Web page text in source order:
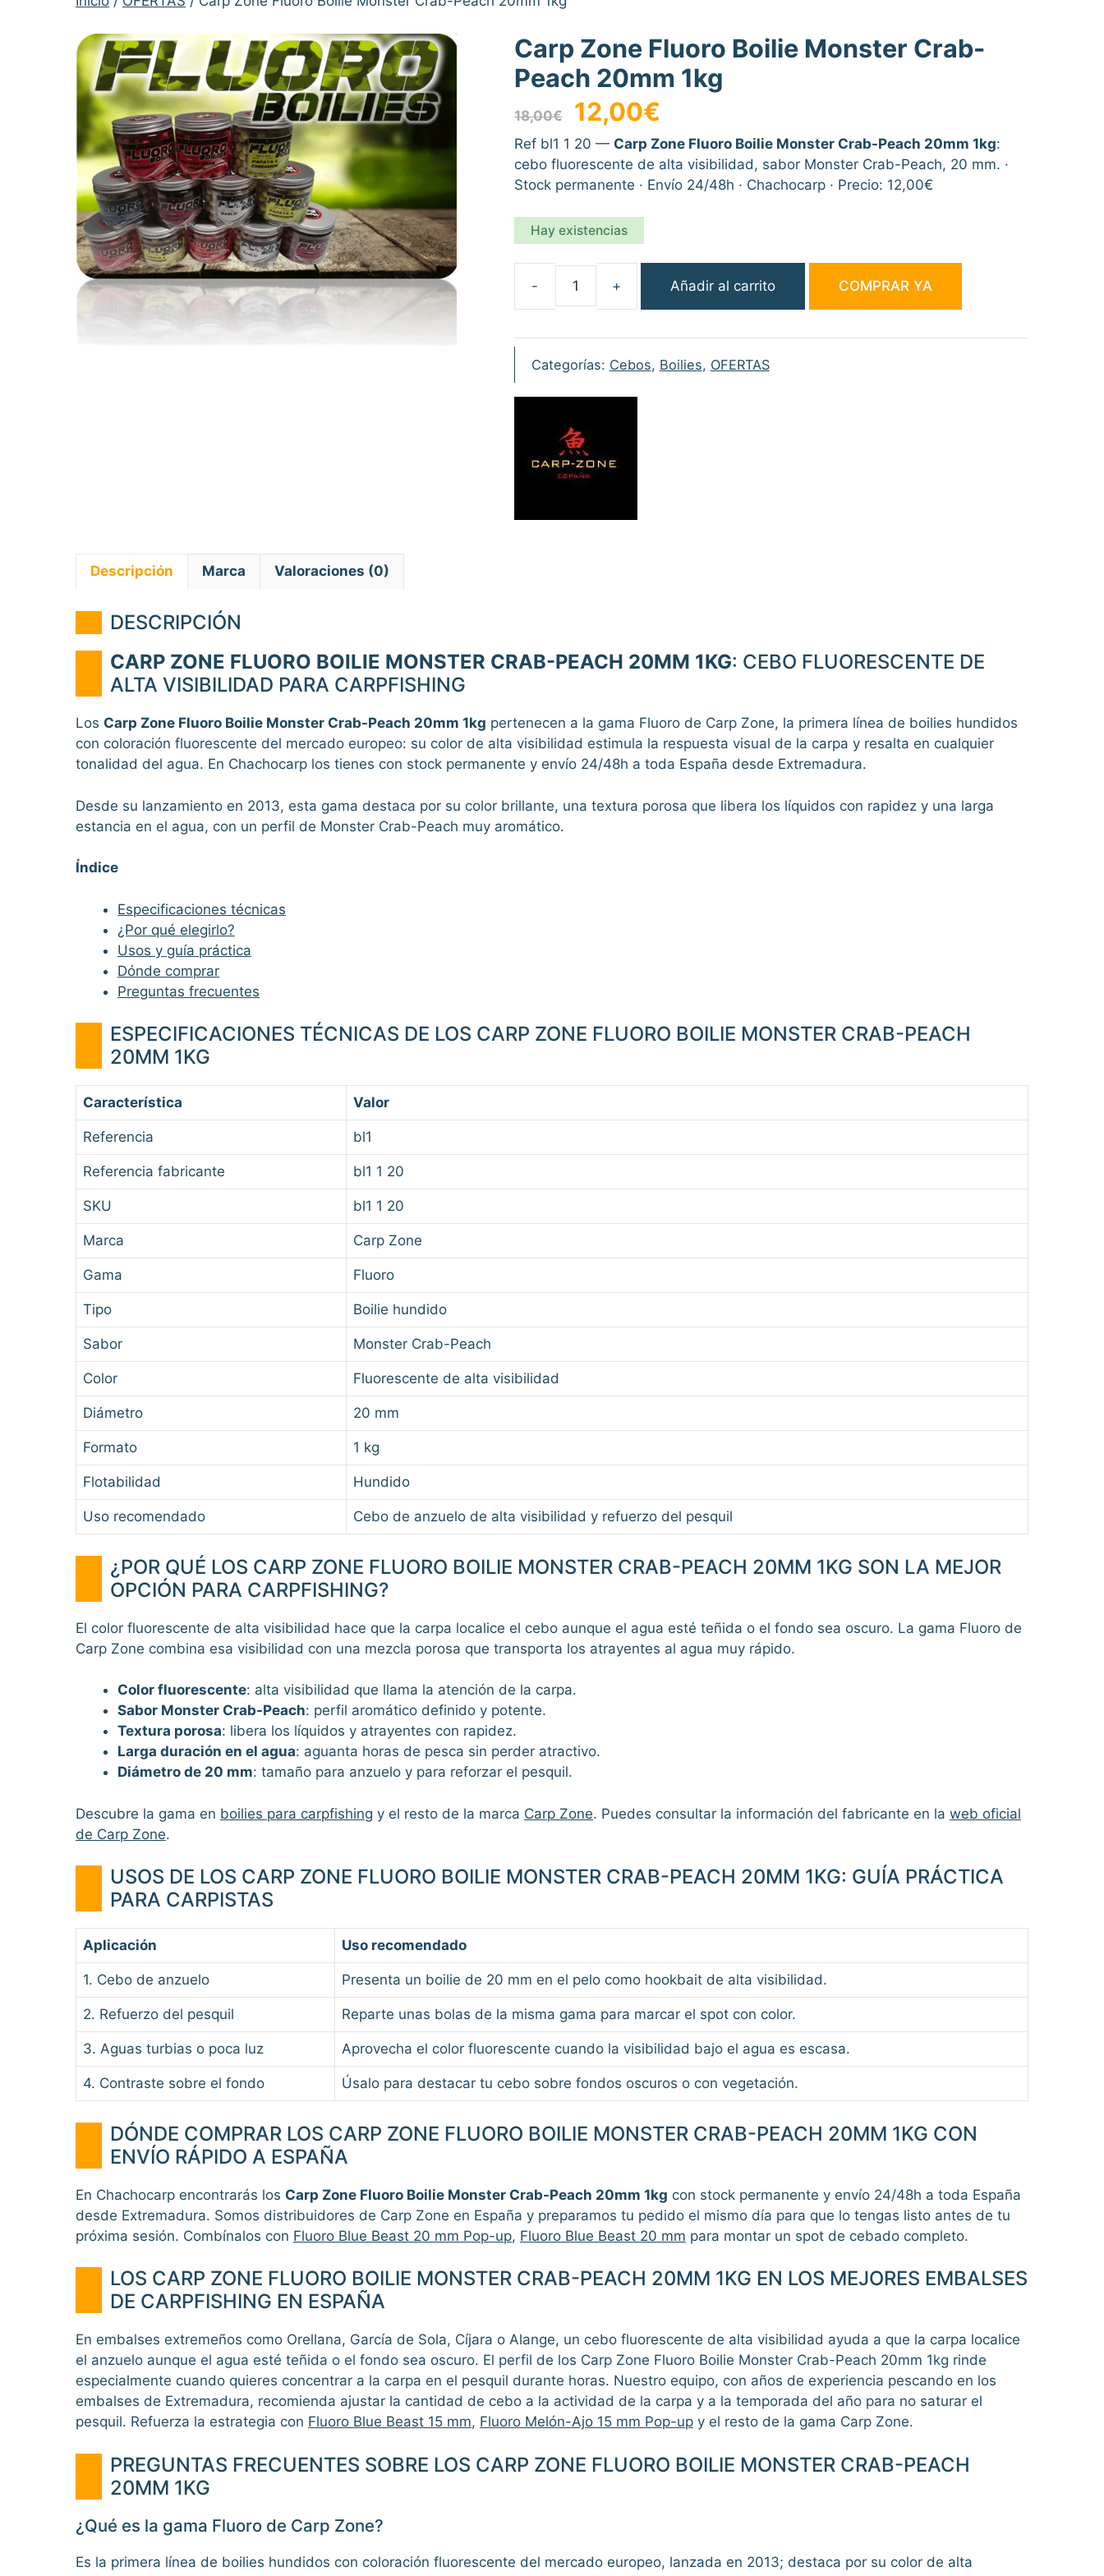
Carp Zone Fluoro Boilie Monster Crab-
Peach 20mm 1kg
18,00€
El
precio
original
era:
18,00€.
12,00€El
actual
es:
12,00€.
Ref bl1 1 20 — Carp Zone Fluoro Boilie Monster Crab-Peach 20mm 1kg:
cebo fluorescente de alta visibilidad, sabor Monster Crab-Peach, 20 mm. ·
Stock permanente · Envío 24/48h · Chachocarp · Precio: 12,00€
Hay existencias
Zone
Fluoro
Boilie
Monster
Crab-
1kg
cantidad
Añadir al carrito COMPRAR YA
Categorías: Cebos, Boilies, OFERTAS
Descripción Marca Valoraciones (0)
DESCRIPCIÓN
CARP ZONE FLUORO BOILIE MONSTER CRAB-PEACH 20MM 1KG: CEBO FLUORESCENTE DE
ALTA VISIBILIDAD PARA CARPFISHING
Los Carp Zone Fluoro Boilie Monster Crab-Peach 20mm 1kg pertenecen a la gama Fluoro de Carp Zone, la primera línea de boilies hundidos
con coloración fluorescente del mercado europeo: su color de alta visibilidad estimula la respuesta visual de la carpa y resalta en cualquier
tonalidad del agua. En Chachocarp los tienes con stock permanente y envío 24/48h a toda España desde Extremadura.
Desde su lanzamiento en 2013, esta gama destaca por su color brillante, una textura porosa que libera los líquidos con rapidez y una larga
estancia en el agua, con un perfil de Monster Crab-Peach muy aromático.
Índice
Especificaciones técnicas
¿Por qué elegirlo?
Usos y guía práctica
Dónde comprar
Preguntas frecuentes
ESPECIFICACIONES TÉCNICAS DE LOS CARP ZONE FLUORO BOILIE MONSTER CRAB-PEACH
20MM 1KG
Característica Valor
Referencia bl1
Referencia fabricante bl1 1 20
SKU bl1 1 20
Marca Carp Zone
Gama Fluoro
Tipo Boilie hundido
Sabor Monster Crab-Peach
Color Fluorescente de alta visibilidad
Diámetro 20 mm
Formato 1 kg
Flotabilidad Hundido
Uso recomendado Cebo de anzuelo de alta visibilidad y refuerzo del pesquil
¿POR QUÉ LOS CARP ZONE FLUORO BOILIE MONSTER CRAB-PEACH 20MM 1KG SON LA MEJOR
OPCIÓN PARA CARPFISHING?
El color fluorescente de alta visibilidad hace que la carpa localice el cebo aunque el agua esté teñida o el fondo sea oscuro. La gama Fluoro de
Carp Zone combina esa visibilidad con una mezcla porosa que transporta los atrayentes al agua muy rápido.
Color fluorescente: alta visibilidad que llama la atención de la carpa.
Sabor Monster Crab-Peach: perfil aromático definido y potente.
Textura porosa: libera los líquidos y atrayentes con rapidez.
Larga duración en el agua: aguanta horas de pesca sin perder atractivo.
Diámetro de 20 mm: tamaño para anzuelo y para reforzar el pesquil.
Descubre la gama en boilies para carpfishing y el resto de la marca Carp Zone. Puedes consultar la información del fabricante en la web oficial
de Carp Zone.
USOS DE LOS CARP ZONE FLUORO BOILIE MONSTER CRAB-PEACH 20MM 1KG: GUÍA PRÁCTICA
PARA CARPISTAS
Aplicación Uso recomendado
1. Cebo de anzuelo Presenta un boilie de 20 mm en el pelo como hookbait de alta visibilidad.
2. Refuerzo del pesquil Reparte unas bolas de la misma gama para marcar el spot con color.
3. Aguas turbias o poca luz Aprovecha el color fluorescente cuando la visibilidad bajo el agua es escasa.
4. Contraste sobre el fondo Úsalo para destacar tu cebo sobre fondos oscuros o con vegetación.
DÓNDE COMPRAR LOS CARP ZONE FLUORO BOILIE MONSTER CRAB-PEACH 20MM 1KG CON
ENVÍO RÁPIDO A ESPAÑA
En Chachocarp encontrarás los Carp Zone Fluoro Boilie Monster Crab-Peach 20mm 1kg con stock permanente y envío 24/48h a toda España
desde Extremadura. Somos distribuidores de Carp Zone en España y preparamos tu pedido el mismo día para que lo tengas listo antes de tu
próxima sesión. Combínalos con Fluoro Blue Beast 20 mm Pop-up, Fluoro Blue Beast 20 mm para montar un spot de cebado completo.
LOS CARP ZONE FLUORO BOILIE MONSTER CRAB-PEACH 20MM 1KG EN LOS MEJORES EMBALSES
DE CARPFISHING EN ESPAÑA
En embalses extremeños como Orellana, García de Sola, Cíjara o Alange, un cebo fluorescente de alta visibilidad ayuda a que la carpa localice
el anzuelo aunque el agua esté teñida o el fondo sea oscuro. El perfil de los Carp Zone Fluoro Boilie Monster Crab-Peach 20mm 1kg rinde
especialmente cuando quieres concentrar a la carpa en el pesquil durante horas. Nuestro equipo, con años de experiencia pescando en los
embalses de Extremadura, recomienda ajustar la cantidad de cebo a la actividad de la carpa y a la temporada del año para no saturar el
pesquil. Refuerza la estrategia con Fluoro Blue Beast 15 mm, Fluoro Melón-Ajo 15 mm Pop-up y el resto de la gama Carp Zone.
PREGUNTAS FRECUENTES SOBRE LOS CARP ZONE FLUORO BOILIE MONSTER CRAB-PEACH
20MM 1KG
¿Qué es la gama Fluoro de Carp Zone?
Es la primera línea de boilies hundidos con coloración fluorescente del mercado europeo, lanzada en 2013; destaca por su color de alta